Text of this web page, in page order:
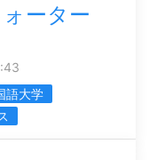
ーター
語大学